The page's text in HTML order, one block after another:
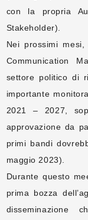
con la propria
Stakeholder).
Nei prossimi
Communication
settore politico di
importante
2021 – 2027,
approvazione da
primi bandi
maggio 2023).
Durante questo
prima bozza
disseminazione